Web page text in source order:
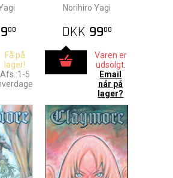
00
Få på
lager!
Afs.:1-5
Norihiro Yagi
DKK 9900
Varen er
udsolgt.
Email
når på
lager?